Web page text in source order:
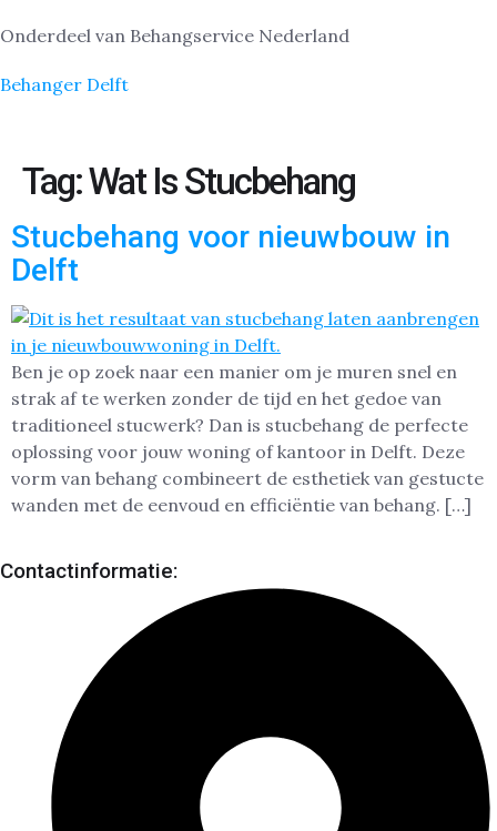
Onderdeel van Behangservice Nederland
Behanger Delft
Tag:Wat Is Stucbehang
Stucbehang voor nieuwbouw in
Delft
Ben je op zoek naar een manier om je muren snel en
strak af te werken zonder de tijd en het gedoe van
traditioneel stucwerk? Dan is stucbehang de perfecte
oplossing voor jouw woning of kantoor in Delft. Deze
vorm van behang combineert de esthetiek van gestucte
wanden met de eenvoud en efficiëntie van behang. […]
Contactinformatie: